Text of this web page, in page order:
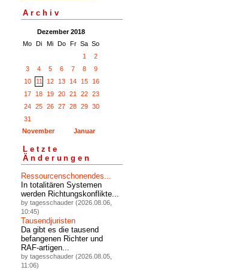
Archiv
Dezember 2018
Mo Di Mi Do Fr Sa So
1
2
3
4 5 6 7 8
9
10
11 12 13 14 15
16
17
18 19 20 21 22
23
24
25 26 27 28 29
30
31
November
Januar
Letzte
Änderungen
Ressourcenschonendes...
In totalitären Systemen
werden Richtungskonflikte...
by tagesschauder (2026.08.06,
10:45)
Tausendjuristen
Da gibt es die tausend
befangenen Richter und
RAF-artigen...
by tagesschauder (2026.08.05,
11:06)